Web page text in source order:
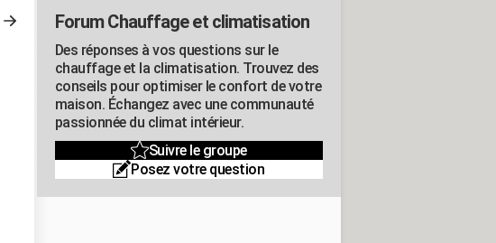
Forum Chauffage et climatisation
Des réponses à vos questions sur le
chauffage et la climatisation. Trouvez des
conseils pour optimiser le confort de votre
maison. Échangez avec une communauté
passionnée du climat intérieur.
Suivre le groupe
Posez votre question